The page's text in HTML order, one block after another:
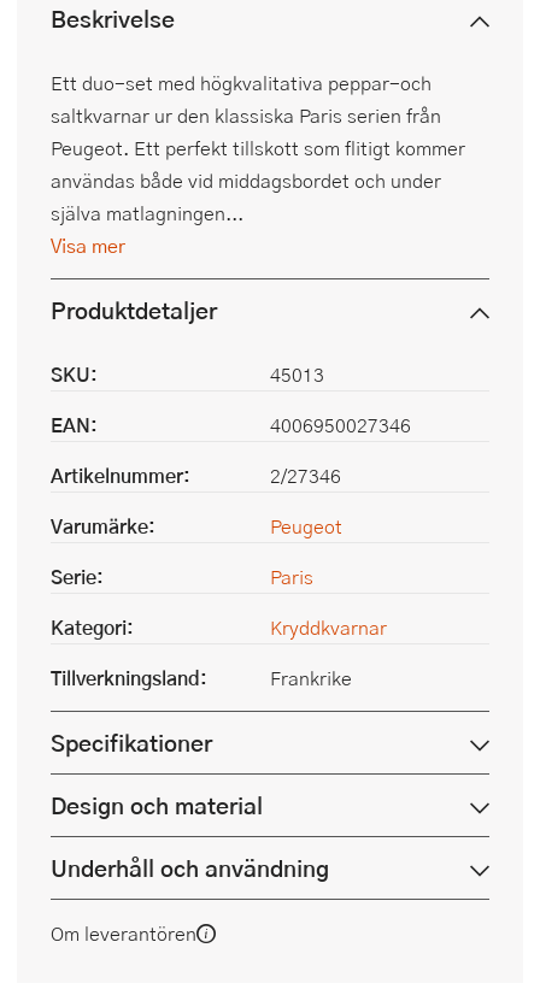
Beskrivelse
Ett duo-set med högkvalitativa peppar-och
saltkvarnar ur den klassiska Paris serien från
Peugeot. Ett perfekt tillskott som flitigt kommer
användas både vid middagsbordet och under
själva matlagningen...
Visa mer
Produktdetaljer
SKU:
45013
EAN:
4006950027346
Artikelnummer:
2/27346
Varumärke:
Peugeot
Serie:
Paris
Kategori:
Kryddkvarnar
Tillverkningsland:
Frankrike
Specifikationer
Design och material
Underhåll och användning
Om leverantören